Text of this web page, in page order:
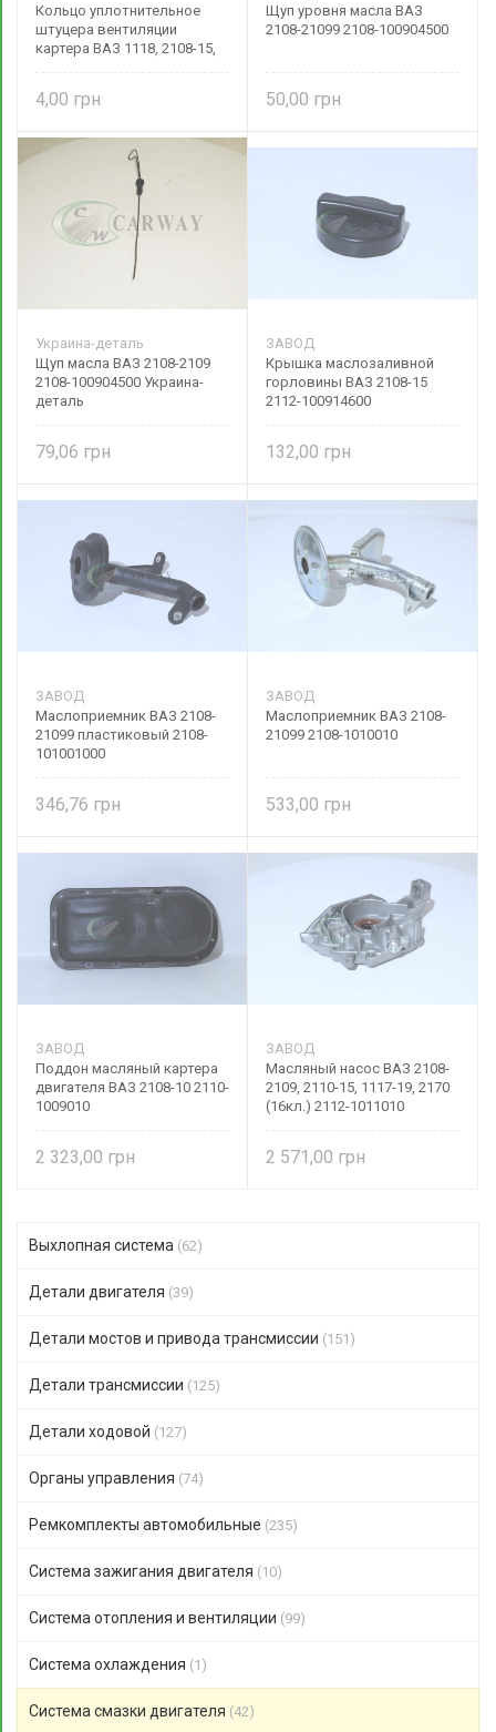
Кольцо уплотнительное
штуцера вентиляции
картера ВАЗ 1118, 2108-15,
4,00
Щуп уровня масла ВАЗ
2108-21099 2108-100904500
50,00
Украина-деталь
Щуп масла ВАЗ 2108-2109
2108-100904500 Украина-
деталь
79,06
ЗАВОД
Крышка маслозаливной
горловины ВАЗ 2108-15
2112-100914600
132,00
ЗАВОД
Маслоприемник ВАЗ 2108-
21099 пластиковый 2108-
101001000
346,76
ЗАВОД
Маслоприемник ВАЗ 2108-
21099 2108-1010010
533,00
ЗАВОД
Поддон масляный картера
двигателя ВАЗ 2108-10 2110-
1009010
2 323,00
ЗАВОД
Масляный насос ВАЗ 2108-
2109, 2110-15, 1117-19, 2170
(16кл.) 2112-1011010
2 571,00
Выхлопная система (62)
Детали двигателя (39)
Детали мостов и привода трансмиссии (151)
Детали трансмиссии (125)
Детали ходовой (127)
Органы управления (74)
Ремкомплекты автомобильные (235)
Система зажигания двигателя (10)
Система отопления и вентиляции (99)
Система охлаждения (1)
Система смазки двигателя (42)